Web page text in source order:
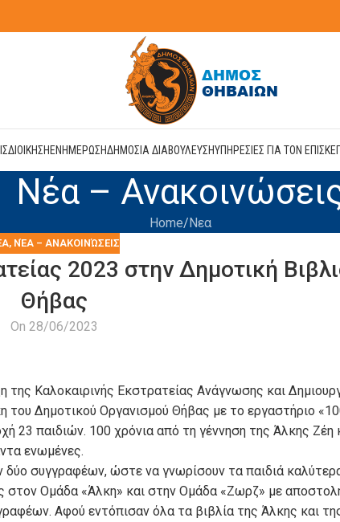
ΔΙΟΙΚΗΣΗΕΝΗΜΕΡΩΣΗΔΗΜΟΣΙΑ ΔΙΑΒΟΥΛΕΥΣΗΥΠΗΡΕΣΙΕΣ ΓΙΑ ΤΟΝ
Νέα –
Home Νεα
, ΝΈΑ – ΑΝΑΚΟΙΝΏΣΕΙΣ
2023 στην Δημοτική
Θήβας
On 28/06/2023
της Καλοκαιρινής Εκστρατείας Ανάγνωσης και
του Δημοτικού Οργανισμού Θήβας με το εργαστήριο
23 παιδιών. 100 χρόνια από τη γέννηση της Άλκης Ζέη
ενωμένες.
δύο συγγραφέων, ώστε να γνωρίσουν τα παιδιά
στον Ομάδα «Άλκη» και στην Ομάδα «Ζωρζ» με
Αφού εντόπισαν όλα τα βιβλία της Άλκης και